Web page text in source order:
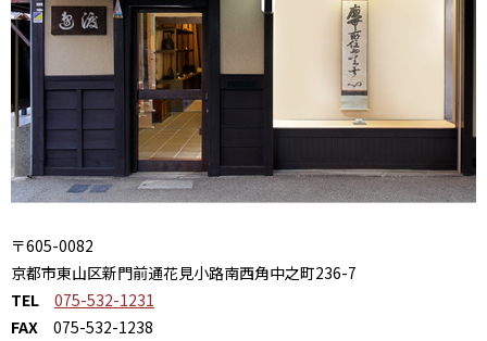
〒605-0082
京都市東山区新門前通花見小路南西角中之町236-7
TEL
075-532-1231
FAX075-532-1238